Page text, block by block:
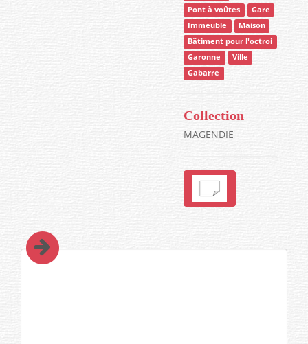
Pont à voûtes
Gare
Immeuble
Maison
Bâtiment pour l'octroi
Garonne
Ville
Gabarre
Collection
MAGENDIE